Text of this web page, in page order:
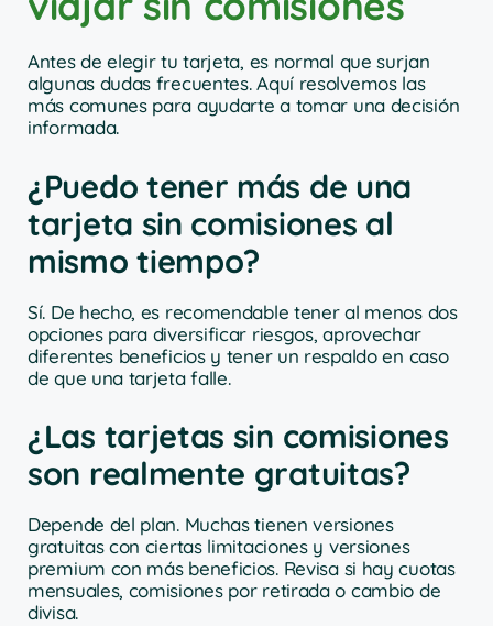
Antes de elegir tu tarjeta, es normal que surjan
algunas dudas frecuentes. Aquí resolvemos las
más comunes para ayudarte a tomar una decisión
informada.
¿Puedo tener más de una
tarjeta sin comisiones al
mismo tiempo?
Sí. De hecho, es recomendable tener al menos dos
opciones para diversificar riesgos, aprovechar
diferentes beneficios y tener un respaldo en caso
de que una tarjeta falle.
¿Las tarjetas sin comisiones
son realmente gratuitas?
Depende del plan. Muchas tienen versiones
gratuitas con ciertas limitaciones y versiones
premium con más beneficios. Revisa si hay cuotas
mensuales, comisiones por retirada o cambio de
divisa.